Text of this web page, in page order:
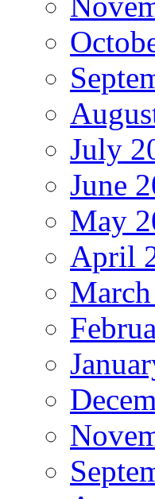
July
June
May
April